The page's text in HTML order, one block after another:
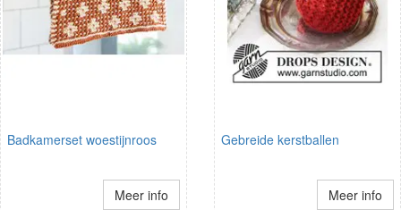
Badkamerset woestijnroos
Meer info
Gebreide kerstballen
Meer info